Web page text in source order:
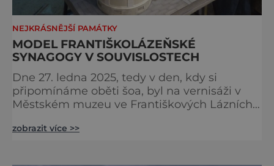
NEJKRÁSNĚJŠÍ PAMÁTKY
MODEL FRANTIŠKOLÁZEŇSKÉ
SYNAGOGY V SOUVISLOSTECH
Dne 27. ledna 2025, tedy v den, kdy si
připomínáme oběti šoa, byl na vernisáži v
Městském muzeu ve Františkových Lázních
nacisty zničena v roce 1938. Do lázeňského
zobrazit více >>